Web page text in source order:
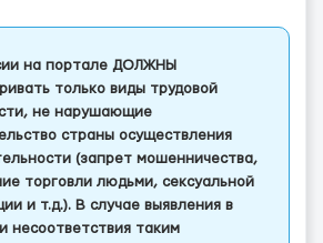
на портале ДОЛЖНЫ
только виды трудовой
не нарушающие
страны осуществления
(запрет мошенничества,
торговли людьми, сексуальной
и т.д.). В случае выявления в
несоответствия таким